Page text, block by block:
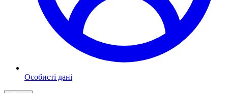
Особисті дані